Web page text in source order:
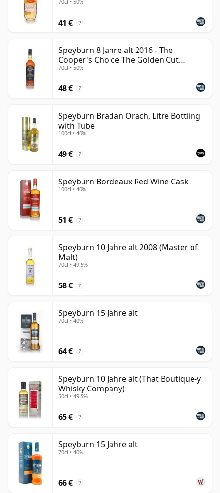
Speyburn lässt sich am besten als unprätentiöser, aber
verlässlicher Speyside-Malt beschreiben. Er bietet
übermäßige Schwere oder Komplexität und ist damit
eine gute Wahl für Genießer, die einen sauberen,
zugänglichen Single Malt mit echter Destillerie-
Geschichte suchen.
70cl • 50%
41 € ?
Speyburn 8 Jahre alt 2016 - The
Cooper's Choice The Golden Cut
Collecti
70cl • 50%
48 € ?
Speyburn Bradan Orach, Litre Bottling
with Tube
100cl • 40%
49 € ?
Speyburn Bordeaux Red Wine Cask
100cl • 40%
51 € ?
Speyburn 10 Jahre alt 2008 (Master of
Malt)
70cl • 49.5%
58 € ?
Speyburn 15 Jahre alt
70cl • 40%
64 € ?
Speyburn 10 Jahre alt (That Boutique-y
Whisky Company)
50cl • 49.5%
65 € ?
Speyburn 15 Jahre alt
70cl • 40%
66 € ?